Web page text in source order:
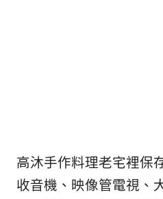
高沐手作料理老宅裡保
收音機、映像管電視、